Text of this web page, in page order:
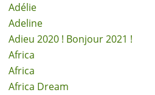
Adélie
Adeline
Adieu 2020 ! Bonjour 2021 !
Africa
Africa
Africa Dream